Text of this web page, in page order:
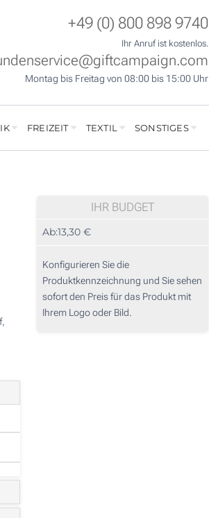
+49 (0) 800 898 9740
Ihr Anruf ist kostenlos.
Montag bis Freitag von 08:00 bis 15:00 Uhr
FREIZEIT TEXTIL SONSTIGES
IHR BUDGET
Ab:13,30 €
Konfigurieren Sie die
Produktkennzeichnung und Sie sehen
sofort den Preis für das Produkt mit
Ihrem Logo oder Bild.